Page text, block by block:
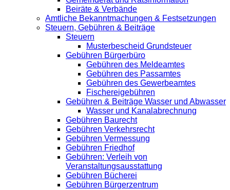
Beiräte & Verbände
Amtliche Bekanntmachungen & Festsetzungen
Steuern, Gebühren & Beiträge
Steuern
Musterbescheid Grundsteuer
Gebühren Bürgerbüro
Gebühren des Meldeamtes
Gebühren des Passamtes
Gebühren des Gewerbeamtes
Fischereigebühren
Gebühren & Beiträge Wasser und Abwasser
Wasser und Kanalabrechnung
Gebühren Baurecht
Gebühren Verkehrsrecht
Gebühren Vermessung
Gebühren Friedhof
Gebühren: Verleih von
Veranstaltungsausstattung
Gebühren Bücherei
Gebühren Bürgerzentrum